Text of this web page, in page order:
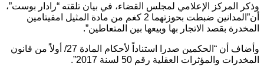
وذكر المركز الإعلامي لمجلس القضاء، في بيان تلقته “رادار بوست”،
أن”المدانين ضبطت بحوزتهما 2 كغم من مادة المثيل امفيتامين
المخدرة بقصد الاتجار بها وبيعها بين المتعاطين”.
وأضاف أن “الحكمين صدرا استناداً لأحكام المادة 27/ أولاً من قانون
المخدرات والمؤثرات العقلية رقم 50 لسنة 2017”.